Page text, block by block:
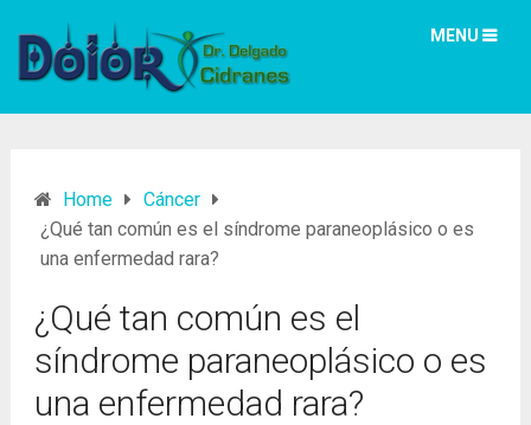
MENU
Home
Cáncer
¿Qué tan común es el síndrome paraneoplásico o es
una enfermedad rara?
¿Qué tan común es el
síndrome paraneoplásico o es
una enfermedad rara?